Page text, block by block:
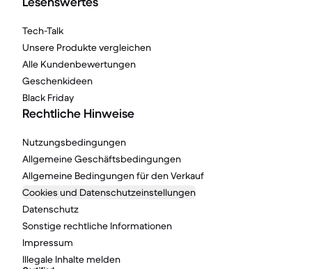
Tech-Talk
Unsere Produkte vergleichen
Alle Kundenbewertungen
Geschenkideen
Black Friday
Rechtliche Hinweise
Nutzungsbedingungen
Allgemeine Geschäftsbedingungen
Allgemeine Bedingungen für den Verkauf
Cookies und Datenschutzeinstellungen
Datenschutz
Sonstige rechtliche Informationen
Impressum
Illegale Inhalte melden